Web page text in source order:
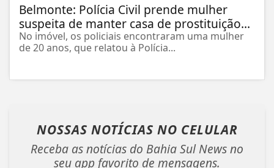
Belmonte: Polícia Civil prende mulher
suspeita de manter casa de prostituição...
No imóvel, os policiais encontraram uma mulher
de 20 anos, que relatou à Polícia...
NOSSAS NOTÍCIAS NO CELULAR
Receba as notícias do Bahia Sul News no
seu app favorito de mensagens.